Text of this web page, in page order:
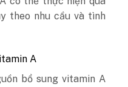
theo nhu cầu và tình
A
bổ sung vitamin A